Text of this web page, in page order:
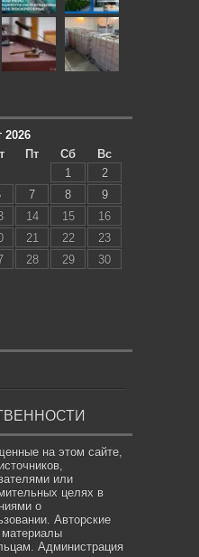
2026
Пт Сб
Вс
1
2
7 8
9
14 15
16
21 22
23
28 29
30
на этом сайте,
или
целях в
о
Авторские
Администрация